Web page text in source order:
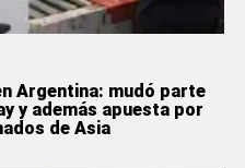
Argentina: mudó parte
y además apuesta por
de Asia